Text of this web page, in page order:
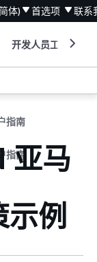
体) 首选项 联系
开发人员工具
指南
指南
亚马
例